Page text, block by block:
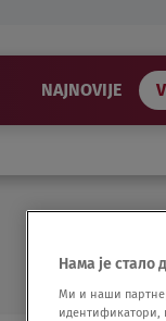
NAJNOVIJE
Нама је стало
Ми и наши
идентификатори,